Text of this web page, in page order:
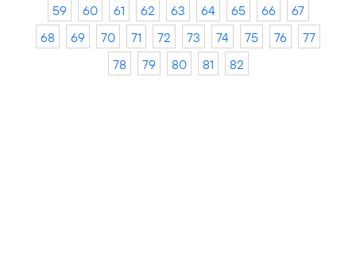
59
60 61 62 63 64 65 66
67
68
69 70 71 72 73 74 75 76
77
78
79 80 81 82